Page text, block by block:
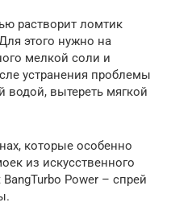
растворит ломтик
этого нужно на
мелкой соли и
устранения проблемы
водой, вытереть мягкой
которые особенно
из искусственного
Power – спрей